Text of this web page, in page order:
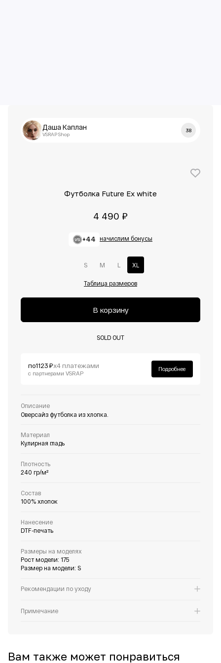
Даша Каплан
VSRAP Shop
38
Футболка Future Ex white
4 490 ₽
+44 начислим бонусы
S M L XL
Таблица размеров
В корзину
SOLD OUT
по 1123 ₽х4 платежами
с партнерами VSRAP
Подробнее
Описание
Оверсайз футболка из хлопка.
Материал
Кулирная гладь
Плотность
240 гр/м²
Состав
100% хлопок
Нанесение
DTF-печать
Размеры на моделях
Рост модели: 175
Размер на модели: S
Рекомендации по уходу
Примечание
Вам также может понравиться